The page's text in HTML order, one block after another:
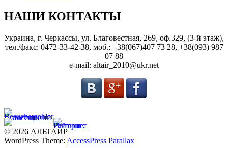
НАШИ КОНТАКТЫ
Украина, г. Черкассы, ул. Благовестная, 269, оф.329, (3-й этаж),
тел./факс: 0472-33-42-38, моб.: +38(067)407 73 28, +38(093) 987
07 88
e-mail: altair_2010@ukr.net
© 2026 АЛЬТАИР
WordPress Theme: AccessPress Parallax